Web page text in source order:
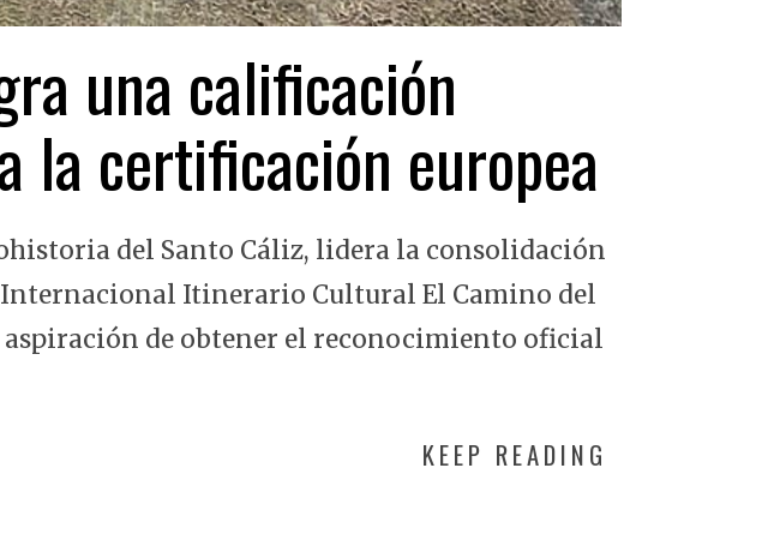
una calificación
la certificación europea
del Santo Cáliz, lidera la consolidación
Itinerario Cultural El Camino del
aspiración de obtener el reconocimiento oficial
KEEP READING